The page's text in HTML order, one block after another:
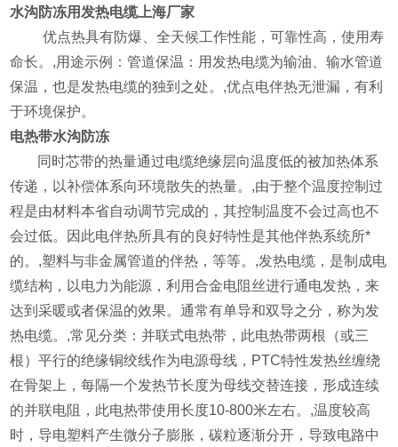
水沟防冻用 发热电缆上海厂家
a3sY优点热具有防爆、全天候工作性能，可靠性高，使用寿
命长。,用途示例：管道保温：用发热电缆为输油、输水管道
保温，也是发热电缆的独到之处。,优点电伴热无泄漏，有利
于环境保护。
电热带水沟防冻
同时芯带的热量通过电缆绝缘层向温度低的被加热体系
传递，以补偿体系向环境散失的热量。,由于整个温度控制过
程是由材料本省自动调节完成的，其控制温度不会过高也不
会过低。因此电伴热所具有的良好特性是其他伴热系统所*
的。,塑料与非金属管道的伴热，等等。,发热电缆，是制成电
缆结构，以电力为能源，利用合金电阻丝进行通电发热，来
达到采暖或者保温的效果。通常有单导和双导之分，称为发
热电缆。,常见分类：并联式电热带，此电热带两根（或三
根）平行的绝缘铜绞线作为电源母线，PTC特性发热丝缠绕
在骨架上，每隔一个发热节长度为母线交替连接，形成连续
的并联电阻，此电热带使用长度10-800米左右。,温度较高
时，导电塑料产生微分子膨胀，碳粒逐渐分开，导致电路中